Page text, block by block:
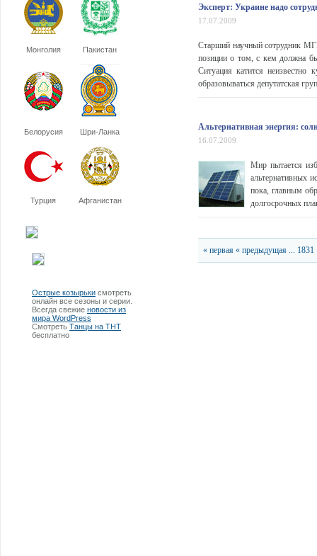
Монголия Пакистан
Белорусия Шри-Ланка
Турция Афганистан
Острые козырьки смотреть
онлайн все сезоны и серии.
Всегда свежие новости из
мира WordPress
Смотреть Танцы на ТНТ
бесплатно
Эксперт: Украине надо
17.07.2009
Старший научный сотрудник
позиции о том, с кем должна
Ситуация катится
образовываться депутатская
Альтернативная энергия:
16.07.2009
Мир пытается
альтернативных
пока, главным
долгосрочных
« первая « предыдущая ... 1831